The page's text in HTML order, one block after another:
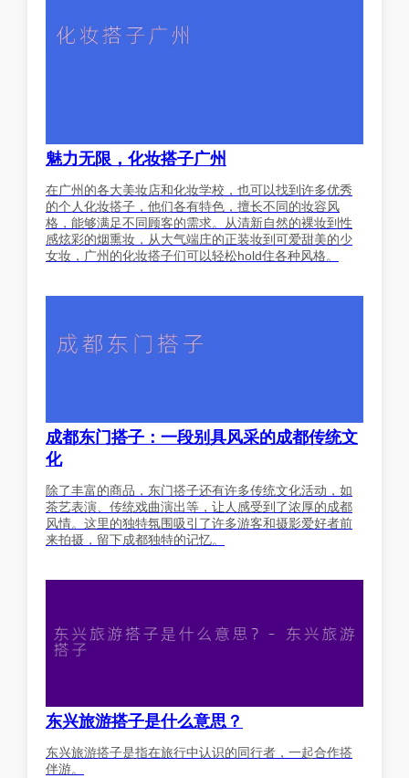
魅力无限，化妆搭子广州
在广州的各大美妆店和化妆学校，也可以找到许多优秀
的个人化妆搭子，他们各有特色，擅长不同的妆容风
格，能够满足不同顾客的需求。从清新自然的裸妆到性
感炫彩的烟熏妆，从大气端庄的正装妆到可爱甜美的少
女妆，广州的化妆搭子们可以轻松hold住各种风格。
成都东门搭子：一段别具风采的成都传统文
化
除了丰富的商品，东门搭子还有许多传统文化活动，如
茶艺表演、传统戏曲演出等，让人感受到了浓厚的成都
风情。这里的独特氛围吸引了许多游客和摄影爱好者前
来拍摄，留下成都独特的记忆。
东兴旅游搭子是什么意思？
东兴旅游搭子是指在旅行中认识的同行者，一起合作搭
伴游。